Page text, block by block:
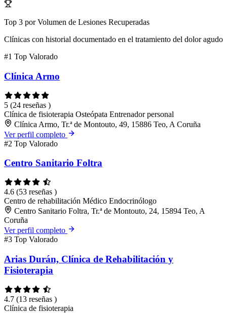
Top 3 por Volumen de Lesiones Recuperadas
Clínicas con historial documentado en el tratamiento del dolor agudo
#1 Top Valorado
Clínica Armo
5 (24 reseñas )
Clínica de fisioterapia Osteópata Entrenador personal
Clínica Armo, Tr.ª de Montouto, 49, 15886 Teo, A Coruña
Ver perfil completo
#2 Top Valorado
Centro Sanitario Foltra
4.6 (53 reseñas )
Centro de rehabilitación Médico Endocrinólogo
Centro Sanitario Foltra, Tr.ª de Montouto, 24, 15894 Teo, A
Coruña
Ver perfil completo
#3 Top Valorado
Arias Durán, Clínica de Rehabilitación y
Fisioterapia
4.7 (13 reseñas )
Clínica de fisioterapia